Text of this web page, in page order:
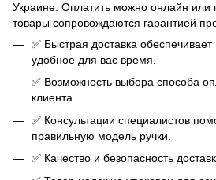
Украине. Оплатить можно онлайн или
товары сопровождаются гарантией
✅ Быстрая доставка
удобное для вас время.
✅ Возможность выбора способа
клиента.
✅ Консультации специалистов
правильную модель ручки.
✅ Качество и безопасность